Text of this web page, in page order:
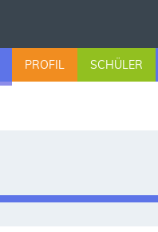
PROFIL SCHÜLER